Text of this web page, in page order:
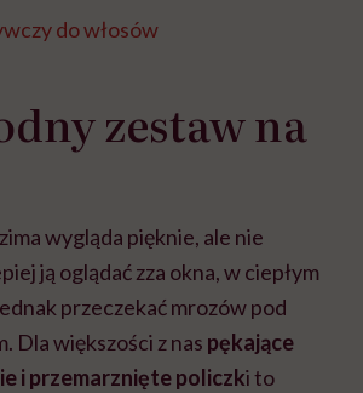
do włosów
zestaw na
wygląda pięknie, ale nie
ją oglądać zza okna, w ciepłym
przeczekać mrozów pod
Dla większości z nas pękające
i przemarznięte policzki to